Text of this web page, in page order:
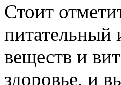
Стоит
питательный
веществ и
здоровье, и